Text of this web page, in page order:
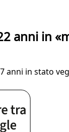
anni in
anni in stato